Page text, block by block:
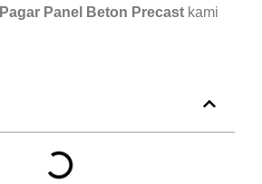
Pagar Panel Beton Precast kami